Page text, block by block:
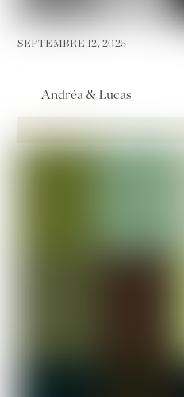
SEPTEMBRE 12, 2025
Andréa & Lucas